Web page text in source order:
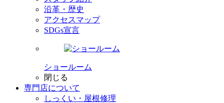
沿革・歴史
アクセスマップ
SDGs宣言
ショールーム
閉じる
専門店について
しっくい・屋根修理